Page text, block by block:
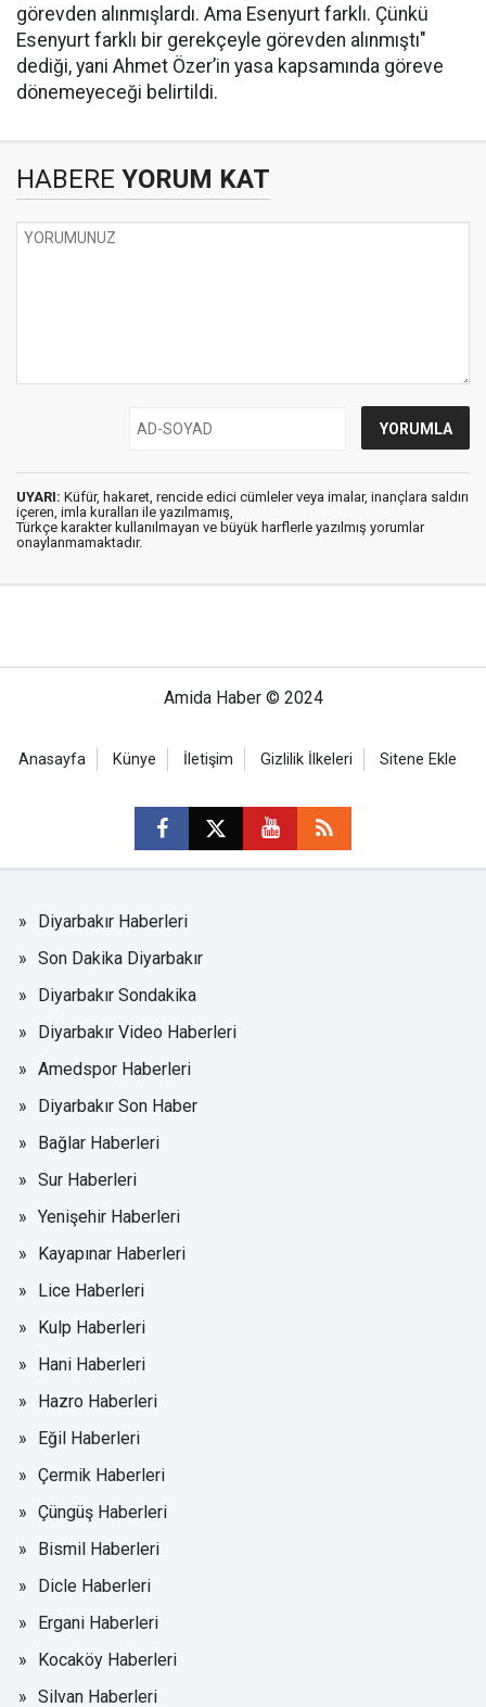
görevden alınmışlardı. Ama Esenyurt farklı. Çünkü
Esenyurt farklı bir gerekçeyle görevden alınmıştı"
dediği, yani Ahmet Özer’in yasa kapsamında göreve
dönemeyeceği belirtildi.
HABERE YORUM KAT
UYARI: Küfür, hakaret, rencide edici cümleler veya imalar, inançlara saldırı
içeren, imla kuralları ile yazılmamış,
Türkçe karakter kullanılmayan ve büyük harflerle yazılmış yorumlar
onaylanmamaktadır.
Amida Haber © 2024
Anasayfa Künye İletişim Gizlilik İlkeleri Sitene Ekle
Diyarbakır Haberleri
Son Dakika Diyarbakır
Diyarbakır Sondakika
Diyarbakır Video Haberleri
Amedspor Haberleri
Diyarbakır Son Haber
Bağlar Haberleri
Sur Haberleri
Yenişehir Haberleri
Kayapınar Haberleri
Lice Haberleri
Kulp Haberleri
Hani Haberleri
Hazro Haberleri
Eğil Haberleri
Çermik Haberleri
Çüngüş Haberleri
Bismil Haberleri
Dicle Haberleri
Ergani Haberleri
Kocaköy Haberleri
Silvan Haberleri